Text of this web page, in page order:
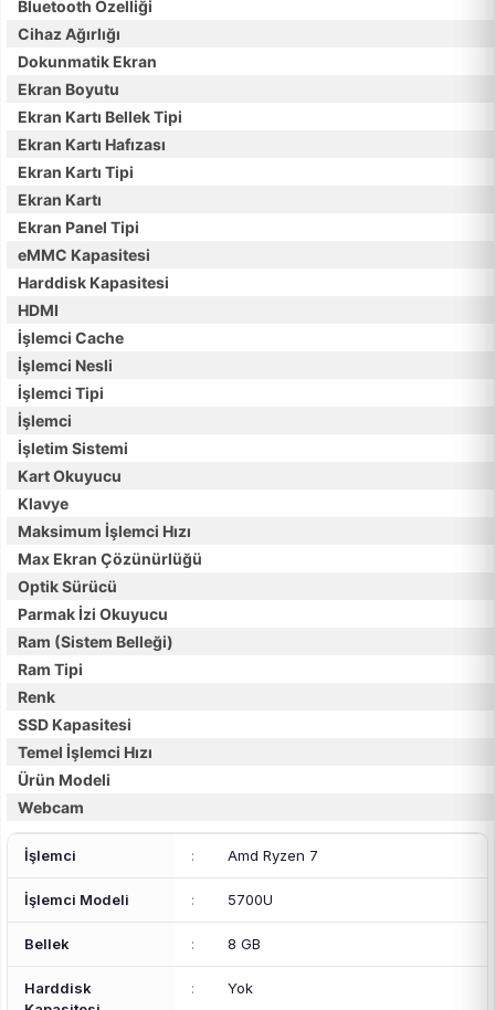
Bluetooth Özelliği
Cihaz Ağırlığı
Dokunmatik Ekran
Ekran Boyutu
Ekran Kartı Bellek Tipi
Ekran Kartı Hafızası
Ekran Kartı Tipi
Ekran Kartı
Ekran Panel Tipi
eMMC Kapasitesi
Harddisk Kapasitesi
HDMI
İşlemci Cache
İşlemci Nesli
İşlemci Tipi
İşlemci
İşletim Sistemi
Kart Okuyucu
Klavye
Maksimum İşlemci Hızı
Max Ekran Çözünürlüğü
Optik Sürücü
Parmak İzi Okuyucu
Ram (Sistem Belleği)
Ram Tipi
Renk
SSD Kapasitesi
Temel İşlemci Hızı
Ürün Modeli
Webcam
İşlemci : Amd Ryzen 7
İşlemci Modeli : 5700U
Bellek : 8 GB
Harddisk
: Yok